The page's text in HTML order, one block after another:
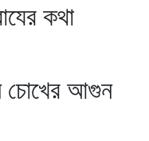
কথা
চোখের আগুন